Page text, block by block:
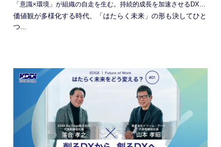
「意識×環境」が組織の自走を生む。持続的成長を加速させるDXの本質
価値観が多様化する時代、「はたらく未来」の形も決してひと
つ...